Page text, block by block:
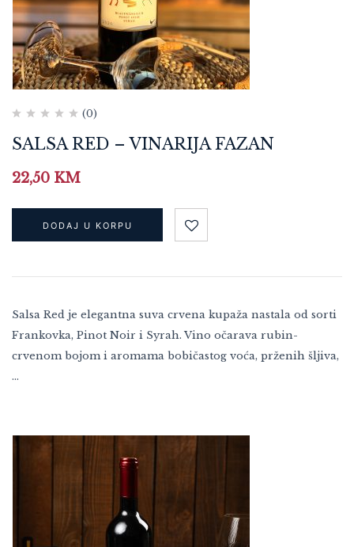
(0)
SALSA RED – VINARIJA FAZAN
22,50 KM
DODAJ U KORPU
Salsa Red je elegantna suva crvena kupaža nastala od sorti
Frankovka, Pinot Noir i Syrah. Vino očarava rubin-
crvenom bojom i aromama bobičastog voća, prženih šljiva,
…